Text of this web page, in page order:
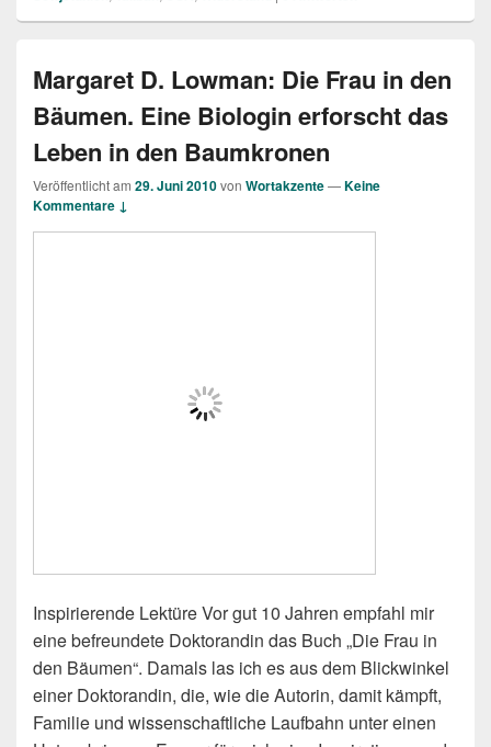
Margaret D. Lowman: Die Frau in den
Bäumen. Eine Biologin erforscht das
Leben in den Baumkronen
Veröffentlicht am 29. Juni 2010von Wortakzente—Keine
Kommentare ↓
Inspirierende Lektüre Vor gut 10 Jahren empfahl mir
eine befreundete Doktorandin das Buch „Die Frau in
den Bäumen“. Damals las ich es aus dem Blickwinkel
einer Doktorandin, die, wie die Autorin, damit kämpft,
Familie und wissenschaftliche Laufbahn unter einen